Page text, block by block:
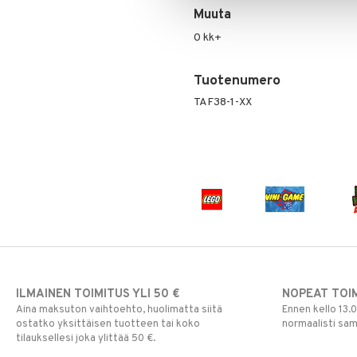
Muuta
0 kk+
Tuotenumero
TAF38-1-XX
ILMAINEN TOIMITUS YLI 50 €
Aina maksuton vaihtoehto, huolimatta siitä
ostatko yksittäisen tuotteen tai koko
tilauksellesi joka ylittää 50 €.
NOPEAT
Ennen kello
normaalisti